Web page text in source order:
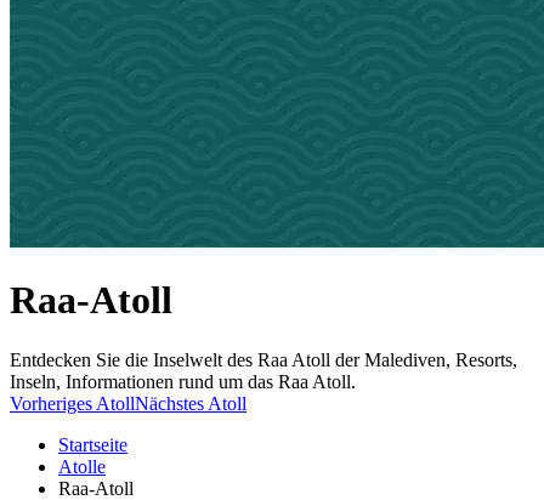
Raa-Atoll
Entdecken Sie die Inselwelt des Raa Atoll der Malediven, Resorts,
Inseln, Informationen rund um das Raa Atoll.
Vorheriges AtollNächstes Atoll
Startseite
Atolle
Raa-Atoll